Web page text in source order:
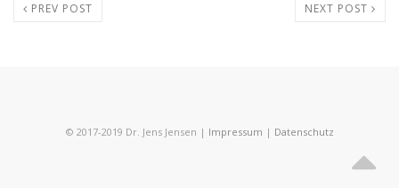
PREV POST NEXT POST
© 2017-2019 Dr. Jens Jensen | Impressum | Datenschutz